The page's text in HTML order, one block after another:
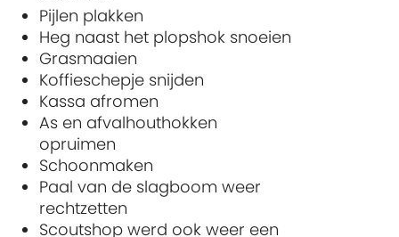
Pijlen plakken
Heg naast het plopshok snoeien
Grasmaaien
Koffieschepje snijden
Kassa afromen
As en afvalhouthokken
opruimen
Schoonmaken
Paal van de slagboom weer
rechtzetten
Scoutshop werd ook weer een